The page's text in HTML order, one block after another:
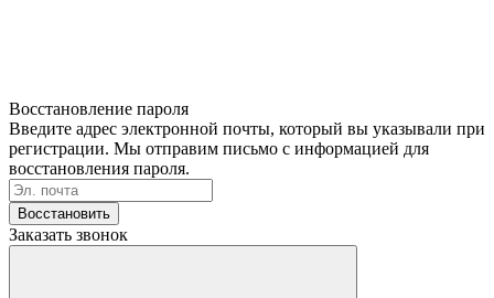
Восстановление пароля
Введите адрес электронной почты, который вы указывали при
регистрации. Мы отправим письмо с информацией для
восстановления пароля.
Восстановить
Заказать звонок